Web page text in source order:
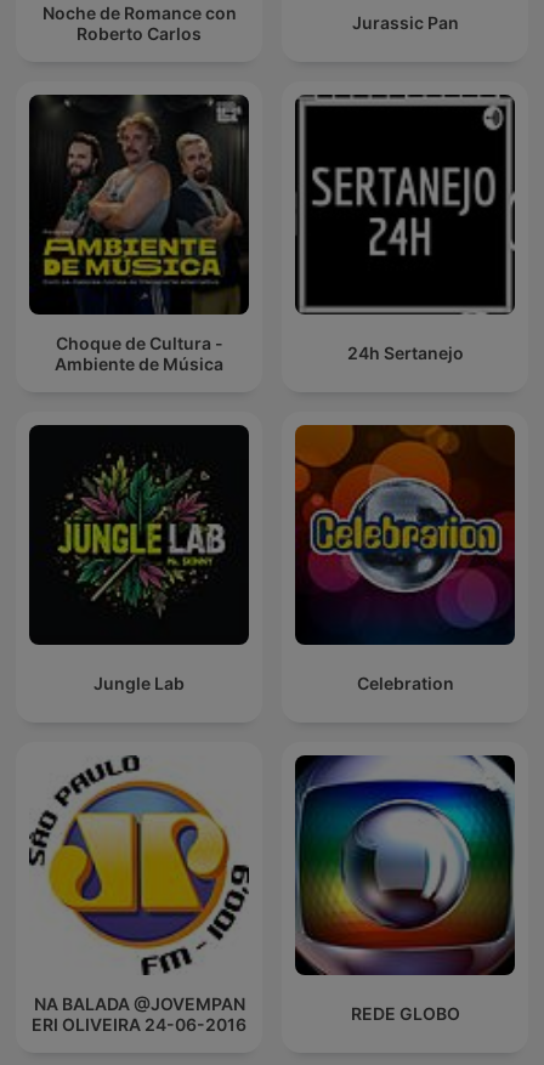
Noche de Romance con
Roberto Carlos
Jurassic Pan
Choque de Cultura -
Ambiente de Música
24h Sertanejo
Jungle Lab Celebration
NA BALADA @JOVEMPAN
ERI OLIVEIRA 24-06-2016
REDE GLOBO